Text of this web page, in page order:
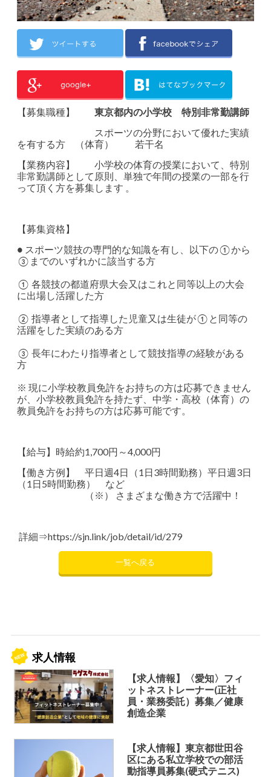
【募集職種】東京都内の小学校 特別非常勤講師
スポーツの分野において優れた実績
を有する方 （体育） 若干名
【業務内容】 小学校の体育の授業において、特別
非常勤講師として原則、単独で年間の授業の一部を行
って頂く方を募集します 。
【募集資格】
● スポーツ競技の専門的な知識を有し、以下の①から
③までのいずれかに該当する方
① 各競技の都道府県大会又はこれと同等以上の大会
に出場し活躍した方
② 指導者として指導した児童又は生徒が①と同等の
活躍をした実績のある方
③ 長年にわたり指導者として競技指導の経験がある
方
※ 現に小学校教員免許をお持ちの方は応募できません
が、小学校教員免許を持たず、中学・高校（体育）の
教員免許をお持ちの方は応募可能です。
【給与】時給約1,700円～4,000円
【働き方例】 平日週4日（1日3時間勤務）平日週3日
（1日5時間勤務） など
（※） さまざまな働き方で活躍中！
詳細⇒https://sjn.link/job/detail/id/279
一覧へ戻る
求人情報
【求人情報】〈愛知〉フィ
ットネストレーナー(正社
員・業務委託）募集／健康
創造企業
【求人情報】東京都世田谷
区にある私立学校での部活
動指導員募集(硬式テニス)